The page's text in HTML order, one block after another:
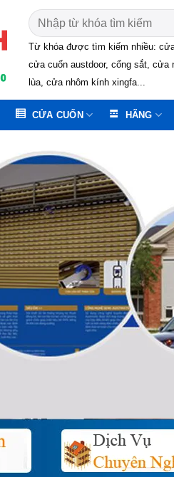
Tìm
kiếm:
Từ khóa được tìm kiếm nhiều:
cửa cuốn austdoor, cổng sắt,
lùa, cửa nhôm kính xingfa...
CỬA CUỐN HÃNG